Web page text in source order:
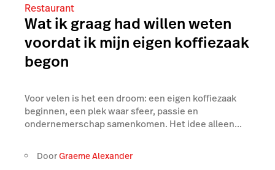
Restaurant
Wat ik graag had willen weten
voordat ik mijn eigen koffiezaak
begon
Voor velen is het een droom: een eigen koffiezaak
beginnen, een plek waar sfeer, passie en
ondernemerschap samenkomen. Het idee alleen...
DoorGraeme Alexander